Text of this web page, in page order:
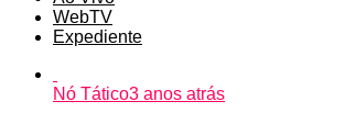
WebTV
Expediente
Nó Tático3 anos atrás